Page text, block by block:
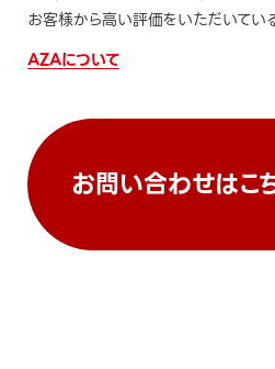
お客様から高い評価をいただいてい
AZAについて
お問い合わせはこ